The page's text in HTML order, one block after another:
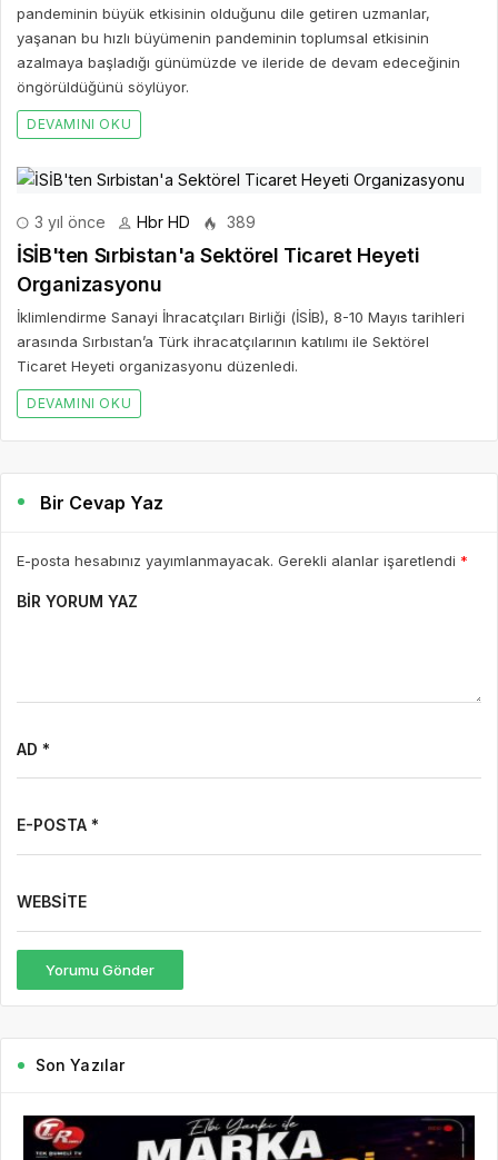
pandeminin büyük etkisinin olduğunu dile getiren uzmanlar,
yaşanan bu hızlı büyümenin pandeminin toplumsal etkisinin
azalmaya başladığı günümüzde ve ileride de devam edeceğinin
öngörüldüğünü söylüyor.
DEVAMINI OKU
3 yıl önce Hbr HD 389
İSİB'ten Sırbistan'a Sektörel Ticaret Heyeti
Organizasyonu
İklimlendirme Sanayi İhracatçıları Birliği (İSİB), 8-10 Mayıs tarihleri
arasında Sırbıstan’a Türk ihracatçılarının katılımı ile Sektörel
Ticaret Heyeti organizasyonu düzenledi.
DEVAMINI OKU
Bir Cevap Yaz
E-posta hesabınız yayımlanmayacak. Gerekli alanlar işaretlendi *
BIR YORUM YAZ
AD *
E-POSTA *
WEBSITE
Yorumu Gönder
Son Yazılar